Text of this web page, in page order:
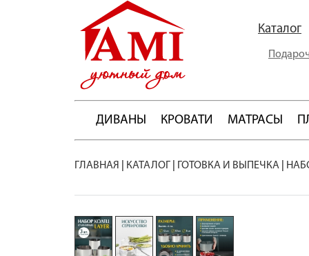
Каталог
ДИВАНЫ КРОВАТИ МАТРАСЫ
ГЛАВНАЯ КАТАЛОГ ГОТОВКА И ВЫПЕЧКА